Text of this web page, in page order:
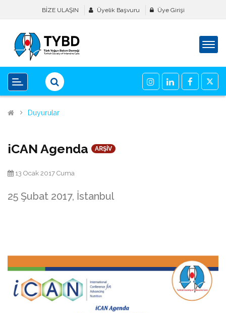
BİZE ULAŞIN Üyelik Başvuru Üye Girişi
Duyurular
iCAN Agenda ARŞİV
13 Ocak 2017 Cuma
25 Şubat 2017, İstanbul